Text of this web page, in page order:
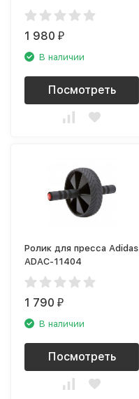
1 980₽
В наличии
Посмотреть
Ролик для пресса Adidas
ADAC-11404
1 790₽
В наличии
Посмотреть